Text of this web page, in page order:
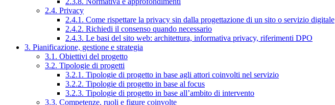
2.4. Privacy
2.4.1. Come rispettare la privacy sin dalla progettazione di un sito o servizio digitale
2.4.2. Richiedi il consenso quando necessario
2.4.3. Le basi del sito web: architettura, informativa privacy, riferimenti DPO
3. Pianificazione, gestione e strategia
3.1. Obiettivi del progetto
3.2. Tipologie di progetti
3.2.1. Tipologie di progetto in base agli attori coinvolti nel servizio
3.2.2. Tipologie di progetto in base al focus
3.2.3. Tipologie di progetto in base all’ambito di intervento
3.3. Competenze, ruoli e figure coinvolte